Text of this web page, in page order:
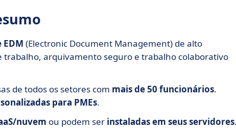
(Electronic Document Management) de alto
arquivamento seguro e trabalho colaborativo
de todos os setores com mais de 50 funcionários.
para PMEs.
nuvem ou podem ser instaladas em seus servidores.